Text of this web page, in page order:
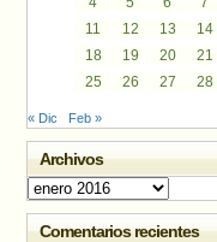
11
12 13 14
18
19 20 21
25
26 27 28
« Dic Feb »
Archivos
Archivos
Comentarios recientes